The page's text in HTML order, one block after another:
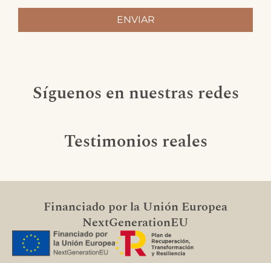
Síguenos en nuestras redes
Testimonios reales
Financiado por la Unión Europea
NextGenerationEU